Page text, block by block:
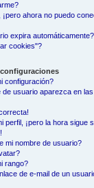
ahora no puedo
expira automáticamente?
cookies"?
configuración?
de usuario aparezca en
perfil, ¡pero la hora sigue
mi nombre de usuario?
rango?
de e-mail de un